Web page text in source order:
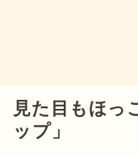
見た目もほっ
ップ」